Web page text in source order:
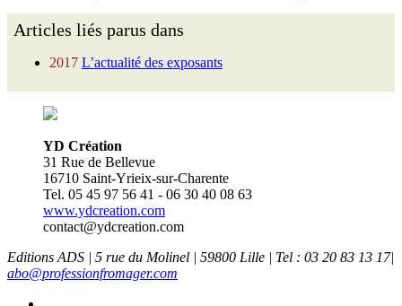
Articles liés parus dans
2017 L’actualité des exposants
YD Création
31 Rue de Bellevue
16710 Saint-Yrieix-sur-Charente
Tel. 05 45 97 56 41 - 06 30 40 08 63
www.ydcreation.com
contact@ydcreation.com
Editions ADS | 5 rue du Molinel | 59800 Lille | Tel : 03 20 83 13 17|
abo@professionfromager.com